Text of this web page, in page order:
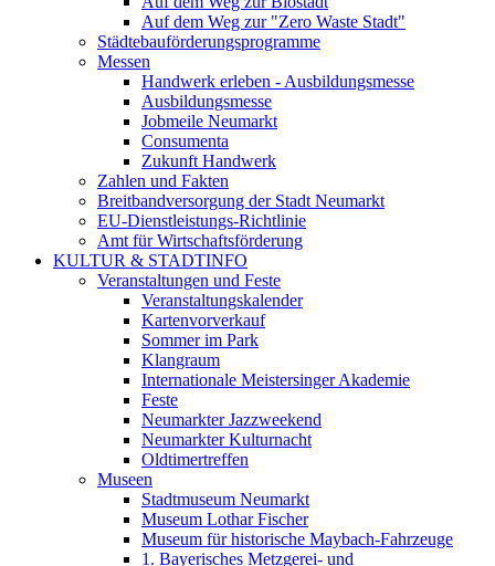
Auf dem Weg zur "Zero Waste Stadt"
Städtebauförderungsprogramme
Messen
Handwerk erleben - Ausbildungsmesse
Ausbildungsmesse
Jobmeile Neumarkt
Consumenta
Zukunft Handwerk
Zahlen und Fakten
Breitbandversorgung der Stadt Neumarkt
EU-Dienstleistungs-Richtlinie
Amt für Wirtschaftsförderung
KULTUR & STADTINFO
Veranstaltungen und Feste
Veranstaltungskalender
Kartenvorverkauf
Sommer im Park
Klangraum
Internationale Meistersinger Akademie
Feste
Neumarkter Jazzweekend
Neumarkter Kulturnacht
Oldtimertreffen
Museen
Stadtmuseum Neumarkt
Museum Lothar Fischer
Museum für historische Maybach-Fahrzeuge
1. Bayerisches Metzgerei- und